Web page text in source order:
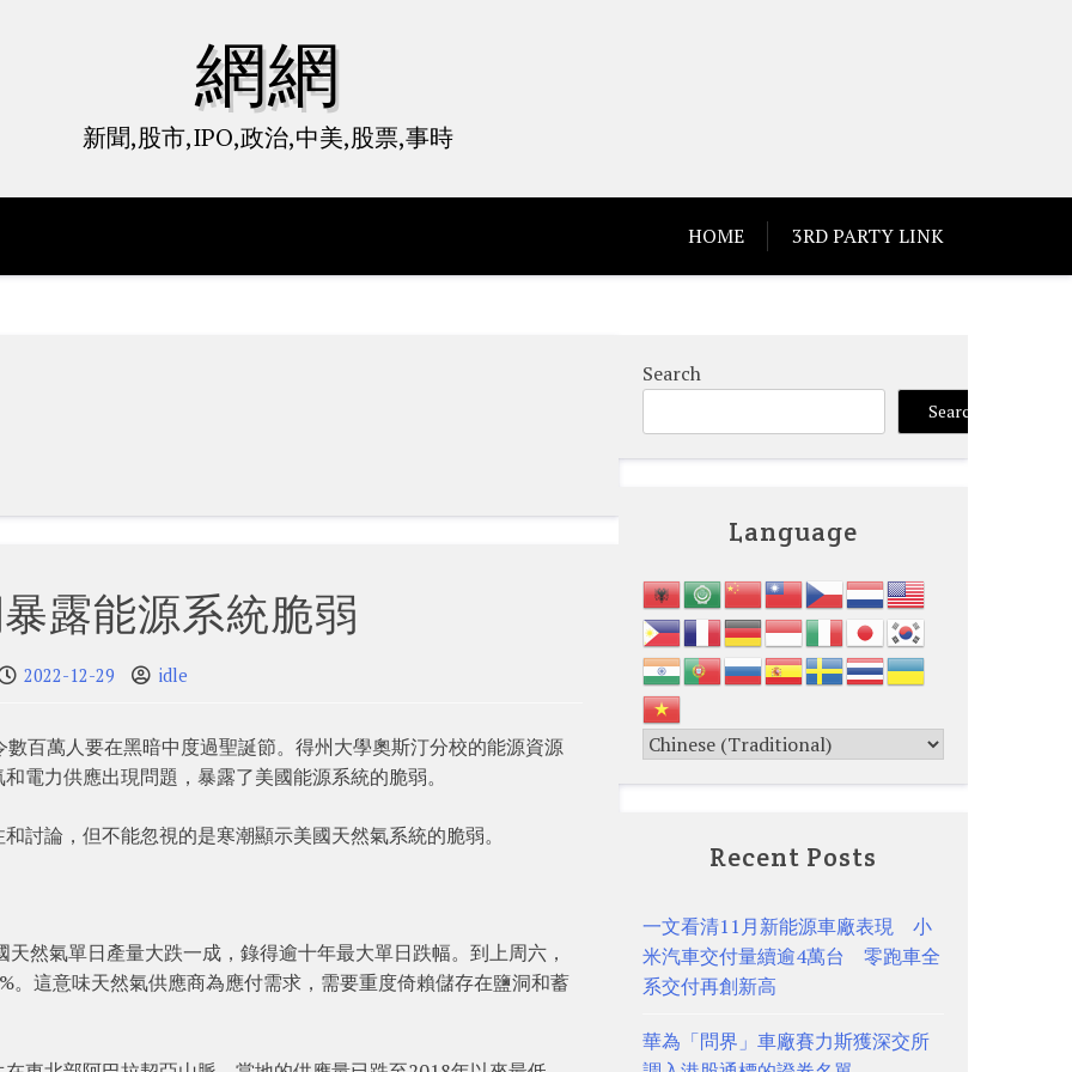
網網
新聞,股市,IPO,政治,中美,股票,事時
HOME 3RD PARTY LINK
露能源系統脆弱
2022-12-29 idle
百萬人要在黑暗中度過聖誕節。得州大學奧斯汀分校的能源資源
電力供應出現問題，暴露了美國能源系統的脆弱。
討論，但不能忽視的是寒潮顯示美國天然氣系統的脆弱。
然氣單日產量大跌一成，錄得逾十年最大單日跌幅。到上周六，
。這意味天然氣供應商為應付需求，需要重度倚賴儲存在鹽洞和蓄
Search
Search
Language
Recent Posts
一文看清11月新能源車廠表現 小
米汽車交付量續逾4萬台 零跑車全
系交付再創新高
華為「問界」車廠賽力斯獲深交所